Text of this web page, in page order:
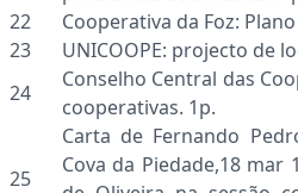
22
Cooperativa da Foz:
23
UNICOOPE: projecto de
24
Conselho Central das
cooperativas. 1p.
25
Carta de Fernando
Cova da Piedade,18 mar